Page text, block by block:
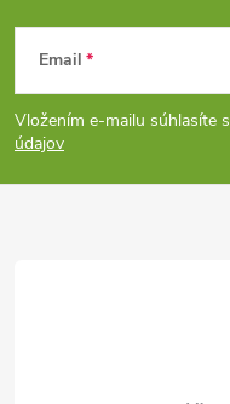
Z
á
p
Email
Vložením e-mailu súhlasíte s
údajov